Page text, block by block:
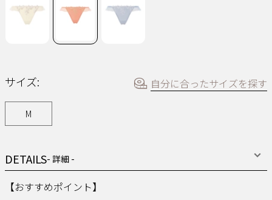
DETAILS- 詳細 -
【おすすめポイント】
サイズ: 自分に合ったサイズを探す
M